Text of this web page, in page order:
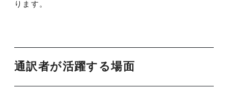
ります。
通訳者が活躍する場面